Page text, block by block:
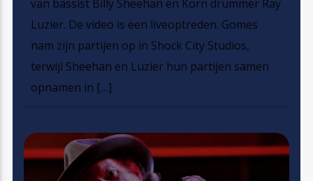
van bassist Billy Sheehan en Korn drummer Ray
Luzier. De video is een liveoptreden. Gomes
nam zijn partijen op in Shock City Studios,
terwijl Sheehan en Luzier hun partijen samen
opnamen in […]